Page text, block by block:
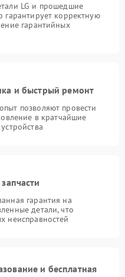
LG и прошедшие
гарантирует корректную
гарантийных
и быстрый ремонт
позволяют провести
в кратчайшие
гарантия на
детали, что
неисправностей
и бесплатная